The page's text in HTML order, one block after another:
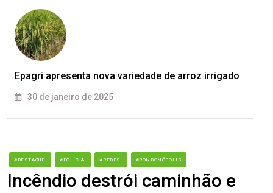
Epagri apresenta nova variedade de arroz irrigado
30 de janeiro de 2025
#DESTAQUE #POLÍCIA #REDES #RONDONÓPOLIS
Incêndio destrói caminhão e